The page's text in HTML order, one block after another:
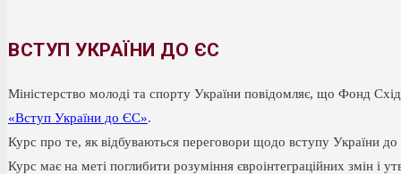
ВСТУП УКРАЇНИ ДО ЄС
Міністерство молоді та спорту України повідомляє, що Фонд
«Вступ України до ЄС».
Курс про те, як відбуваються переговори щодо вступу України до
Курс має на меті поглибити розуміння євроінтеграційних змін і